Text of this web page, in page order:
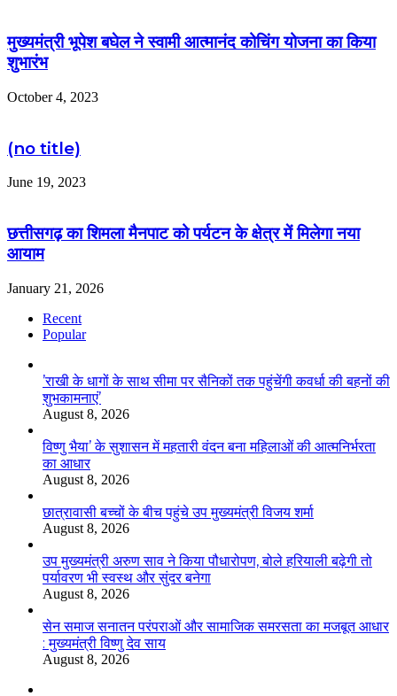
मुख्यमंत्री भूपेश बघेल ने स्वामी आत्मानंद कोचिंग योजना का किया
शुभारंभ
October 4, 2023
(no title)
June 19, 2023
छत्तीसगढ़ का शिमला मैनपाट को पर्यटन के क्षेत्र में मिलेगा नया
आयाम
January 21, 2026
Recent
Popular
’राखी के धागों के साथ सीमा पर सैनिकों तक पहुंचेंगी कवर्धा की बहनों की
शुभकामनाएं’
August 8, 2026
विष्णु भैया’ के सुशासन में महतारी वंदन बना महिलाओं की आत्मनिर्भरता
का आधार
August 8, 2026
छात्रावासी बच्चों के बीच पहुंचे उप मुख्यमंत्री विजय शर्मा
August 8, 2026
उप मुख्यमंत्री अरुण साव ने किया पौधारोपण, बोले हरियाली बढ़ेगी तो
पर्यावरण भी स्वस्थ और सुंदर बनेगा
August 8, 2026
सेन समाज सनातन परंपराओं और सामाजिक समरसता का मजबूत आधार
: मुख्यमंत्री विष्णु देव साय
August 8, 2026